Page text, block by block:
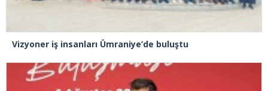
Vizyoner iş insanları Ümraniye’de buluştu